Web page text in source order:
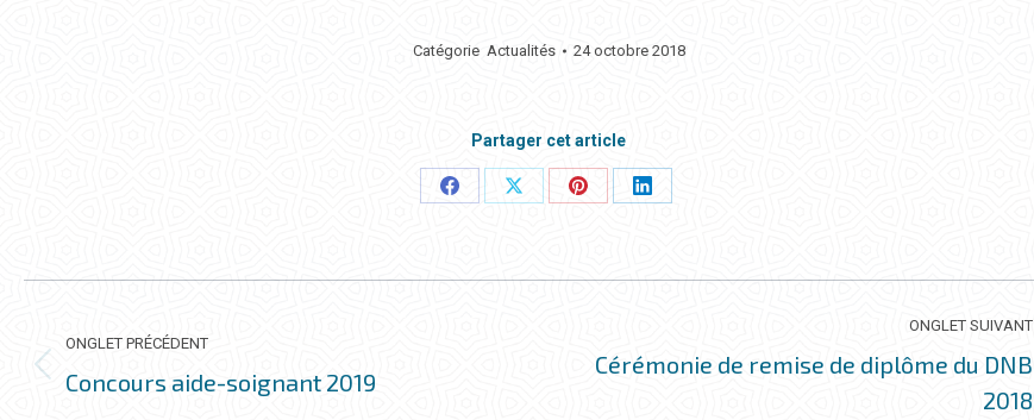
Catégorie Actualités 24 octobre 2018
Partager cet article
PartagerPartagerPartagerPartager
NAVIGATION
DE
COMMENTAIRE
ONGLET PRÉCÉDENT
Onglet
Concours aide-soignant 2019
ONGLET SUIVANT
Cérémonie de remise de diplôme du DNB
2018